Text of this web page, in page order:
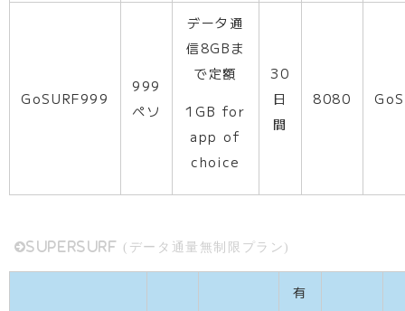
GoSURF999
999
ペソ
データ通
信8GBま
で定額
1GB for
app of
choice
30
日
間
8080
SUPERSURF (データ通量無制限プラン)
有